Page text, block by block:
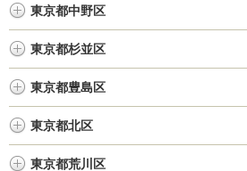
東京都中野区
東京都杉並区
東京都豊島区
東京都北区
東京都荒川区